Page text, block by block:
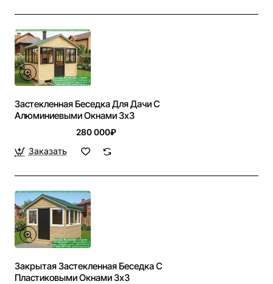
Застекленная Беседка Для Дачи С
Алюминиевыми Окнами 3х3
280 000₽
Заказать
Закрытая Застекленная Беседка С
Пластиковыми Окнами 3х3